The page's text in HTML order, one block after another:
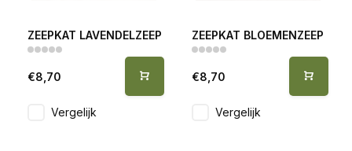
ZEEPKAT LAVENDELZEEP
€8,70
Vergelijk
ZEEPKAT BLOEMENZEEP
€8,70
Vergelijk